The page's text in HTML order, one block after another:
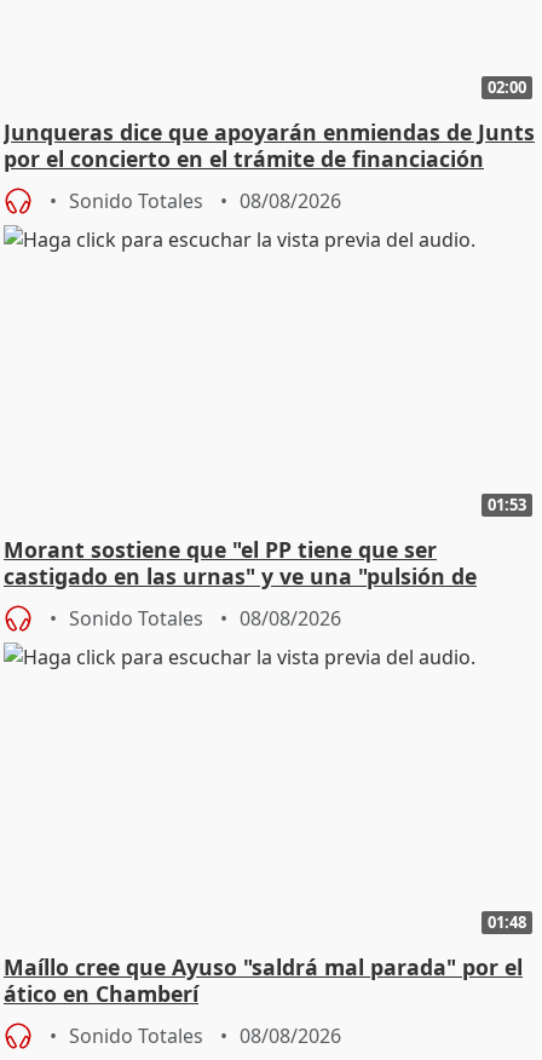
02:00
Junqueras dice que apoyarán enmiendas de Junts
por el concierto en el trámite de financiación
Sonido Totales 08/08/2026
01:53
Morant sostiene que "el PP tiene que ser
castigado en las urnas" y ve una "pulsión de
cambio"
Sonido Totales 08/08/2026
01:48
Maíllo cree que Ayuso "saldrá mal parada" por el
ático en Chamberí
Sonido Totales 08/08/2026